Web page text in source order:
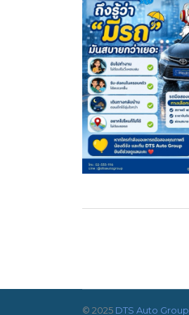
© 2025 DTS Auto Group